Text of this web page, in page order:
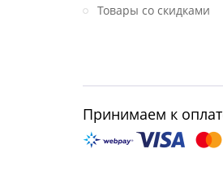
Товары со скидками
Принимаем к